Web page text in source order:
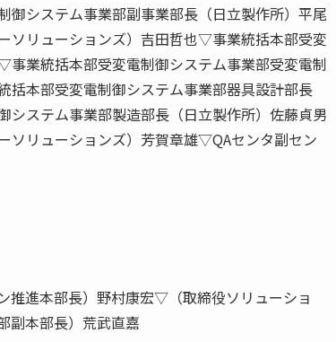
システム事業部副事業部長（日立製作所）平尾
ソリューションズ）吉田哲也▽事業統括本部受変
業統括本部受変電制御システム事業部受変電制
本部受変電制御システム事業部器具設計部長
システム事業部製造部長（日立製作所）佐藤貞男
ソリューションズ）芳賀章雄▽QAセンタ副セン
進本部長）野村康宏▽（取締役ソリューショ
副本部長）荒武直嘉